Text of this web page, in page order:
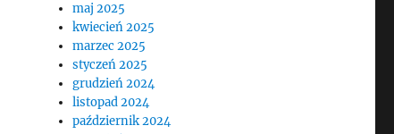
maj 2025
kwiecień 2025
marzec 2025
styczeń 2025
grudzień 2024
listopad 2024
październik 2024